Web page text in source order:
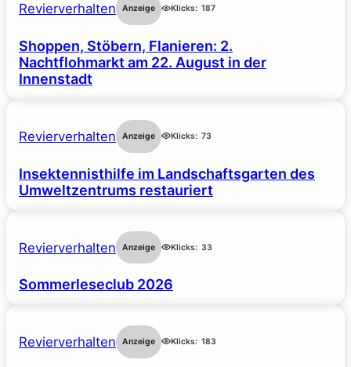
Revierverhalten Anzeige Klicks: 187
Shoppen, Stöbern, Flanieren: 2.
Nachtflohmarkt am 22. August in der
Innenstadt
Revierverhalten Anzeige Klicks: 73
Insektennisthilfe im Landschaftsgarten des
Umweltzentrums restauriert
Revierverhalten Anzeige Klicks: 33
Sommerleseclub 2026
Revierverhalten Anzeige Klicks: 183